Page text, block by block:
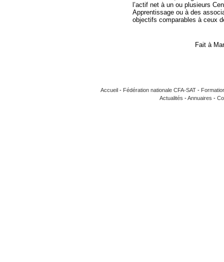
l’actif net à un ou plusieurs
Apprentissage ou à des
objectifs comparables à ceux
Fait à
Accueil - Fédération nationale CFA-SAT -
Actualités -Annuaires -